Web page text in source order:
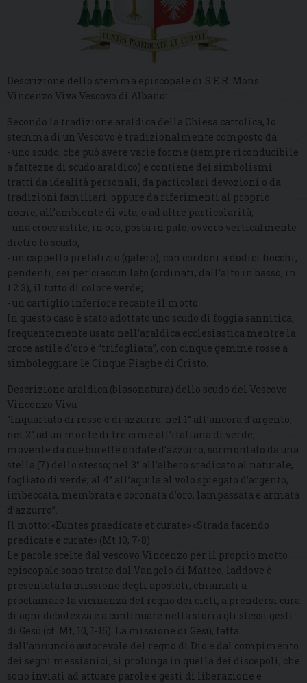
Descrizione dello stemma episcopale di S.E.R. Mons.
Vincenzo Viva Vescovo di Albano:
Secondo la tradizione araldica della Chiesa cattolica, lo
stemma di un Vescovo è tradizionalmente composto da:
- uno scudo, che può avere varie forme (sempre riconducibile
a fattezze di scudo araldico) e contiene dei simbolismi
tratti da idealità personali, da particolari devozioni o da
tradizioni familiari, oppure da riferimenti al proprio
nome, all’ambiente di vita, o ad altre particolarità;
- una croce astile, in oro, posta in palo, ovvero verticalmente
dietro lo scudo;
- un cappello prelatizio (galero), con cordoni a dodici fiocchi,
pendenti, sei per ciascun lato (ordinati, dall’alto in basso, in
1.2.3), il tutto di colore verde;
- un cartiglio inferiore recante il motto.
In questo caso è stato adottato uno scudo di foggia sannitica,
frequentemente usato nell’araldica ecclesiastica mentre la
croce astile d’oro è “trifogliata”, con cinque gemme rosse a
simboleggiare le Cinque Piaghe di Cristo.
Descrizione araldica (blasonatura) dello scudo del Vescovo
Vincenzo Viva
“Inquartato di rosso e di azzurro: nel 1° all’ancora d’argento;
nel 2° ad un monte di tre cime all’italiana di verde,
movente da due burelle ondate d’azzurro, sormontato da una
stella (7) dello stesso; nel 3° all’albero sradicato al naturale,
fogliato di verde; al 4° all’aquila al volo spiegato d’argento,
imbeccata, membrata e coronata d’oro, lampassata e armata
d’azzurro”.
Il motto: «Euntes praedicate et curate» «Strada facendo
predicate e curate» (Mt 10, 7-8)
Le parole scelte dal vescovo Vincenzo per il proprio motto
episcopale sono tratte dal Vangelo di Matteo, laddove è
presentata la missione degli apostoli, chiamati a
proclamare la vicinanza del regno dei cieli, a prendersi cura
di ogni debolezza e a continuare nella storia gli stessi gesti
di Gesù (cf. Mt, 10, 1-15). La missione di Gesù, fatta
dall’annuncio autorevole del regno di Dio e dal compimento
dei segni messianici, si prolunga in quella dei discepoli, che
sono inviati ad attuare parole e gesti di liberazione e